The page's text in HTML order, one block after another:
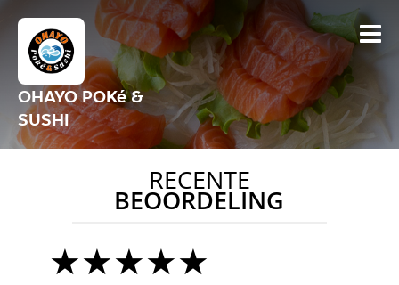
OHAYO POKé &
SUSHI
RECENTE
BEOORDELING